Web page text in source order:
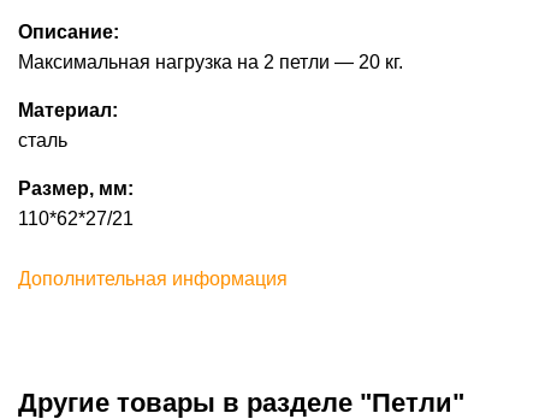
Описание:
Максимальная нагрузка на 2 петли — 20 кг.
Материал:
сталь
Размер, мм:
110*62*27/21
Дополнительная информация
Другие товары в разделе "Петли"